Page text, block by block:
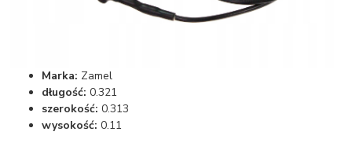
Marka: Zamel
długość: 0.321
szerokość: 0.313
wysokość: 0.11